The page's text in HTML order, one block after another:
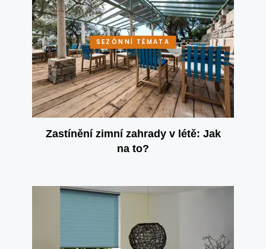
SEZÓNNÍ TÉMATA
Zastínění zimní zahrady v létě: Jak
na to?